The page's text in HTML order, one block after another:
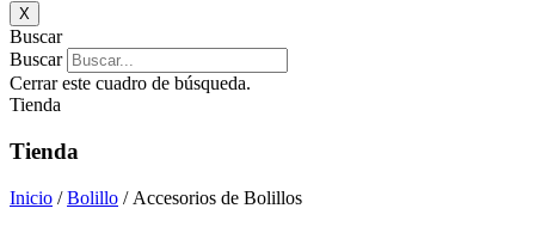
X
Buscar
Buscar
Cerrar este cuadro de búsqueda.
Tienda
Tienda
Inicio /Bolillo / Accesorios de Bolillos